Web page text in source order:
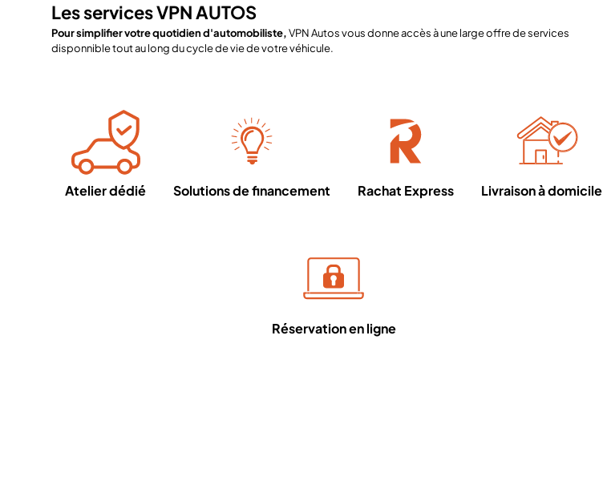
Les services VPN AUTOS
Pour simplifier votre quotidien d'automobiliste,VPN Autos vous donne accès à une large offre de services
disponnible tout au long du cycle de vie de votre véhicule.
Atelier dédié Solutions de financement Rachat Express Livraison à domicile
Réservation en ligne